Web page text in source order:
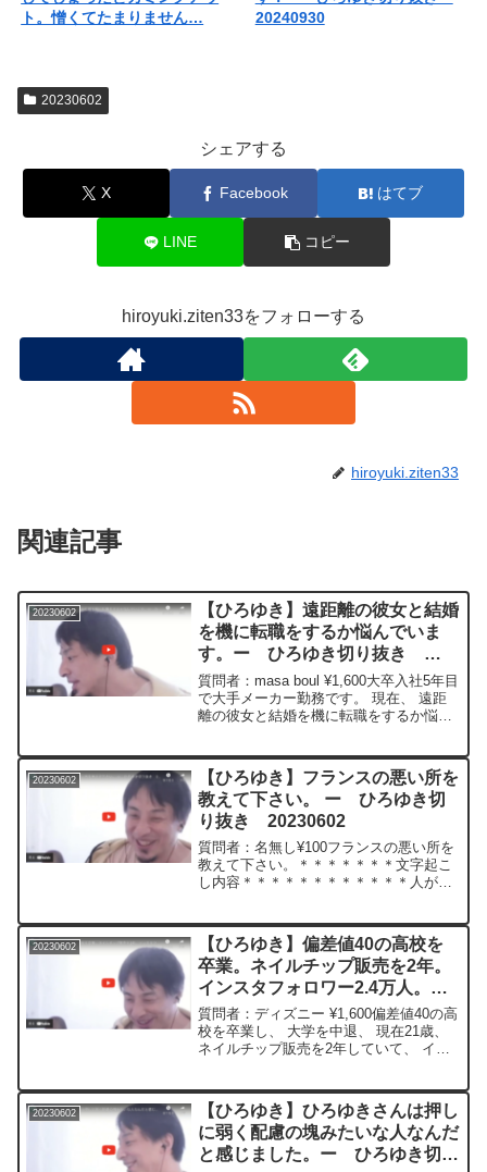
ト。憎くてたまりません…
20240930
20230602
シェアする
X Facebook はてブ
LINE コピー
hiroyuki.ziten33をフォローする
hiroyuki.ziten33
関連記事
20230602
【ひろゆき】遠距離の彼女と結婚
を機に転職をするか悩んでいま
す。ー ひろゆき切り抜き
20230602
質問者：masa boul ¥1,600大卒入社5年目
で大手メーカー勤務です。 現在、 遠距
離の彼女と結婚を機に転職をするか悩ん
らにはきてくれないとのことです。 彼
女...
20230602
【ひろゆき】フランスの悪い所を
教えて下さい。 ー ひろゆき切
り抜き 20230602
質問者：名無し¥100フランスの悪い所を
教えて下さい。＊＊＊＊＊＊＊文字起こ
し内容＊＊＊＊＊＊＊＊＊＊＊＊人が働
でるので夏場とかに気温が確か35度とか
超えると肉体労働の...
20230602
【ひろゆき】偏差値40の高校を
卒業。ネイルチップ販売を2年。
インスタフォロワー2.4万人。平
均月収40万円。ネット教材の販
売。これでいいと思いますか？
ー ひろゆき切り抜き
質問者：ディズニー ¥1,600偏差値40の高
校を卒業し、 大学を中退、 現在21歳、
ネイルチップ販売を2年していて、 イン
鹿な私が最高月収55万!みたいな感...
20230602
【ひろゆき】ひろゆきさんは押し
に弱く配慮の塊みたいな人なんだ
と感じました。ー ひろゆき切り